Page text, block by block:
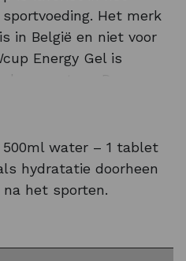
Het merk
in België en niet voor
Energy Gel is
De
energie. Per
je 30 gram
bevat deisotone
oftewel Thiamine
werking van het
goed voor het
water – 1 tablet
hydratatie doorheen
het sporten.